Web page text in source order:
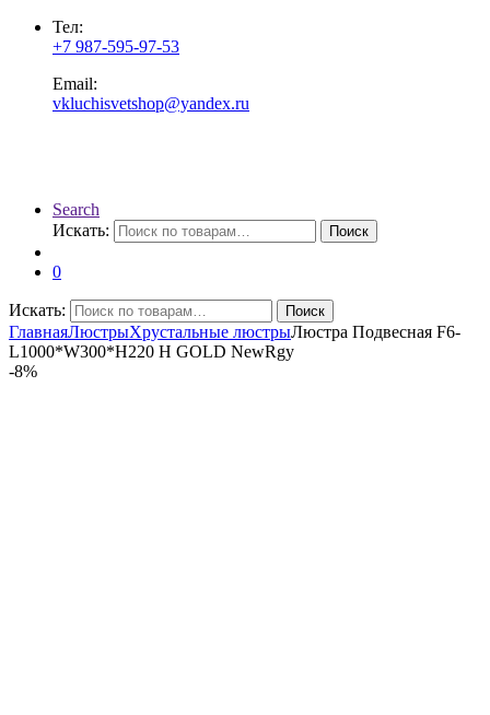
Тел:
+7 987-595-97-53
Email:
vkluchisvetshop@yandex.ru
Search
Искать:
Поиск
0
Искать: Поиск
ГлавнаяЛюстрыХрустальные люстрыЛюстра Подвесная F6-
L1000*W300*H220 H GOLD NewRgy
-8%